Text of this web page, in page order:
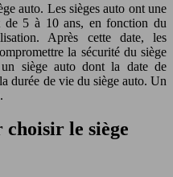
auto. Les sièges auto ont une
de 5 à 10 ans, en fonction du
Après cette date, les
la sécurité du siège
un siège auto dont la date de
durée de vie du siège auto. Un
choisir le siège